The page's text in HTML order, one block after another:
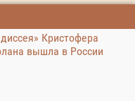
Кристофера
вышла в России